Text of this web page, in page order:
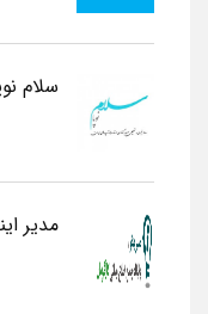
سلام
مدیر